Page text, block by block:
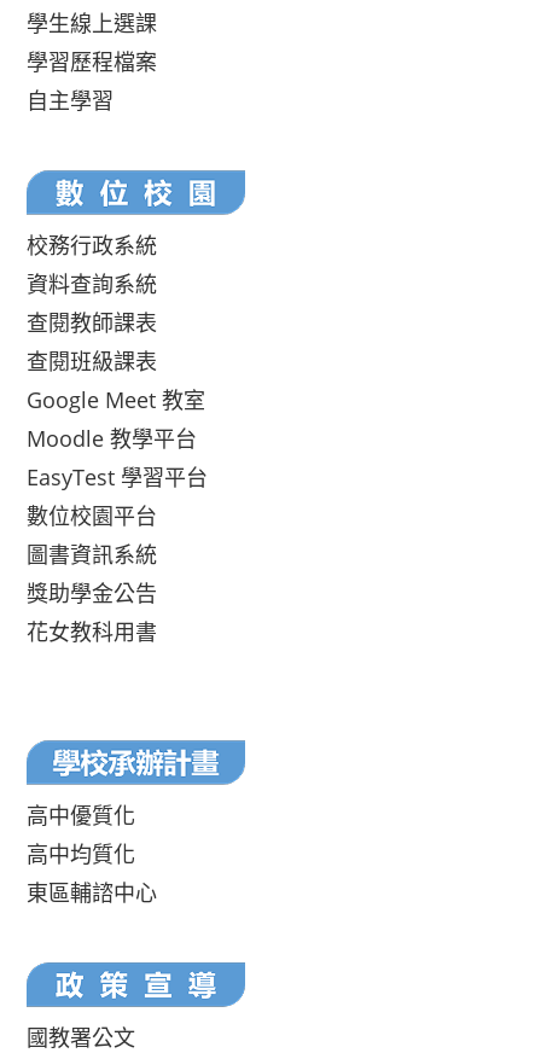
學生線上選課
學習歷程檔案
自主學習
校務行政系統
資料查詢系統
查閱教師課表
查閱班級課表
Google Meet 教室
Moodle 教學平台
EasyTest 學習平台
數位校園平台
圖書資訊系統
獎助學金公告
花女教科用書
高中優質化
高中均質化
東區輔諮中心
國教署公文